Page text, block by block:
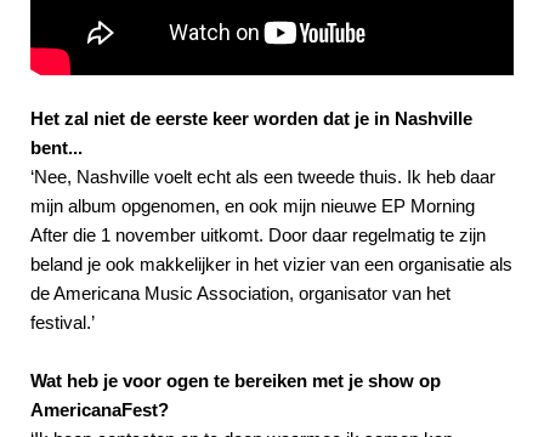
Het zal niet de eerste keer worden dat je in Nashville
bent...
‘Nee, Nashville voelt echt als een tweede thuis. Ik heb daar
mijn album opgenomen, en ook mijn nieuwe EP Morning
After die 1 november uitkomt. Door daar regelmatig te zijn
beland je ook makkelijker in het vizier van een organisatie als
de Americana Music Association, organisator van het
festival.’
Wat heb je voor ogen te bereiken met je show op
AmericanaFest?